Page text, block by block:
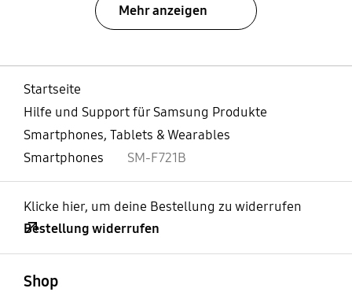
Mehr anzeigen
Startseite
Hilfe und Support für Samsung Produkte
Smartphones, Tablets & Wearables
Smartphones
SM-F721B
Klicke hier, um deine Bestellung zu widerrufen
Bestellung widerrufen
Shop